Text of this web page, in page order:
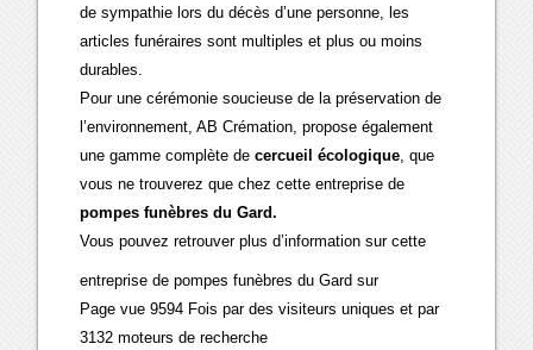
de sympathie lors du décès d’une personne, les
articles funéraires sont multiples et plus ou moins
durables.
Pour une cérémonie soucieuse de la préservation de
l’environnement, AB Crémation, propose également
une gamme complète decercueil écologique , que
vous ne trouverez que chez cette entreprise de
pompes funèbres du Gard.
Vous pouvez retrouver plus d’information sur cette
entreprise de pompes funèbres du Gard sur
Page vue 9594 Fois par des visiteurs uniques et par
3132 moteurs de recherche